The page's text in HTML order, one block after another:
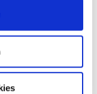
Veranstaltung
und die